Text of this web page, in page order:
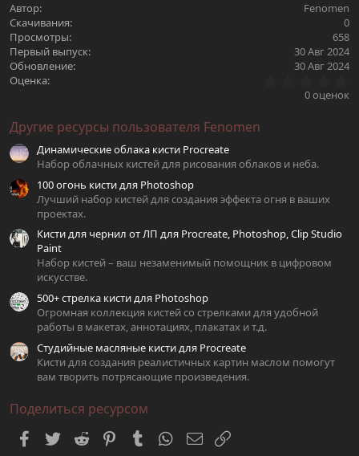
Автор
Fenomen
Скачивания
0
Просмотры
658
Первый выпуск
30 Авг 2024
Обновление
30 Авг 2024
Оценка
0
0 оценок
Другие ресурсы пользователя Fenomen
Динамические облака кисти Procreate
Набор облачных кистей для рисования облаков и неба.
100 огонь кисти для Photoshop
Лучший набор кистей для создания эффекта огня в ваших
проектах.
Кисти для чернил от ЛП для Procreate, Photoshop, Clip Studio
Paint
Набор кистей – ваш незаменимый помощник в цифровом
искусстве.
500+ стрелка кисти для Photoshop
Огромная коллекция кистей со стрелками для удобной
работы в макетах, аннотациях, плакатах и т.д.
Студийные масляные кисти для Procreate
Кисти для создания реалистичных картин маслом помогут
вам творить потрясающие произведения.
Поделиться ресурсом
Facebook
Twitter Reddit PinterestTumblrWhatsAppЭлектронная почта